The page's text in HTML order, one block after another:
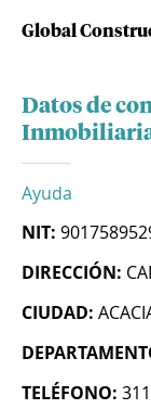
Global
Datos de
Inmobiliaria
Ayuda
NIT:
DIRECCIÓN:
CIUDAD:
TELÉFONO: